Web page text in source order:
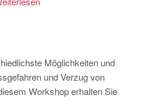
Möglichkeiten und
und Verzug von
Workshop erhalten Sie